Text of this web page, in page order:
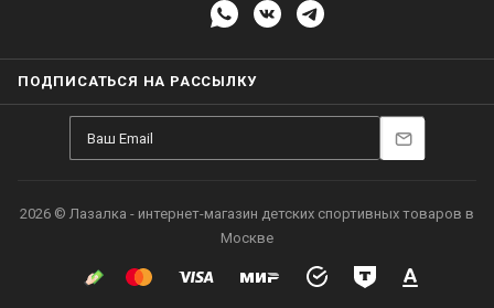
ПОДПИСАТЬСЯ НА РАССЫЛКУ
2026 © Лазалка - интернет-магазин детских спортивных товаров в
Москве